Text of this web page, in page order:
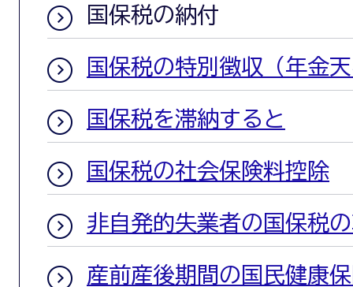
国保税の納付
国保税の特別徴収（年金
国保税を滞納すると
国保税の社会保険料控除
非自発的失業者の国保税
産前産後期間の国民健康